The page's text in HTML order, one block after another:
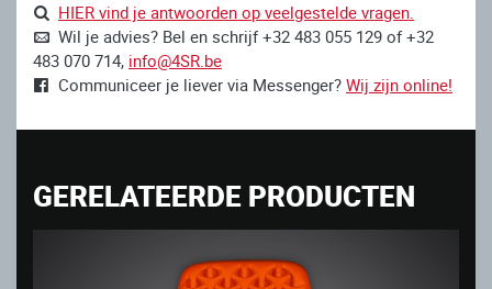
HIER vind je antwoorden op veelgestelde vragen.
Wil je advies? Bel en schrijf +32 483 055 129 of +32
483 070 714, info@4SR.be
Communiceer je liever via Messenger? Wij zijn online!
GERELATEERDE PRODUCTEN